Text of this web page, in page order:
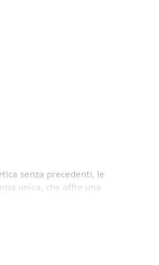
senza precedenti, le
unica, che offre una
per trasportare e